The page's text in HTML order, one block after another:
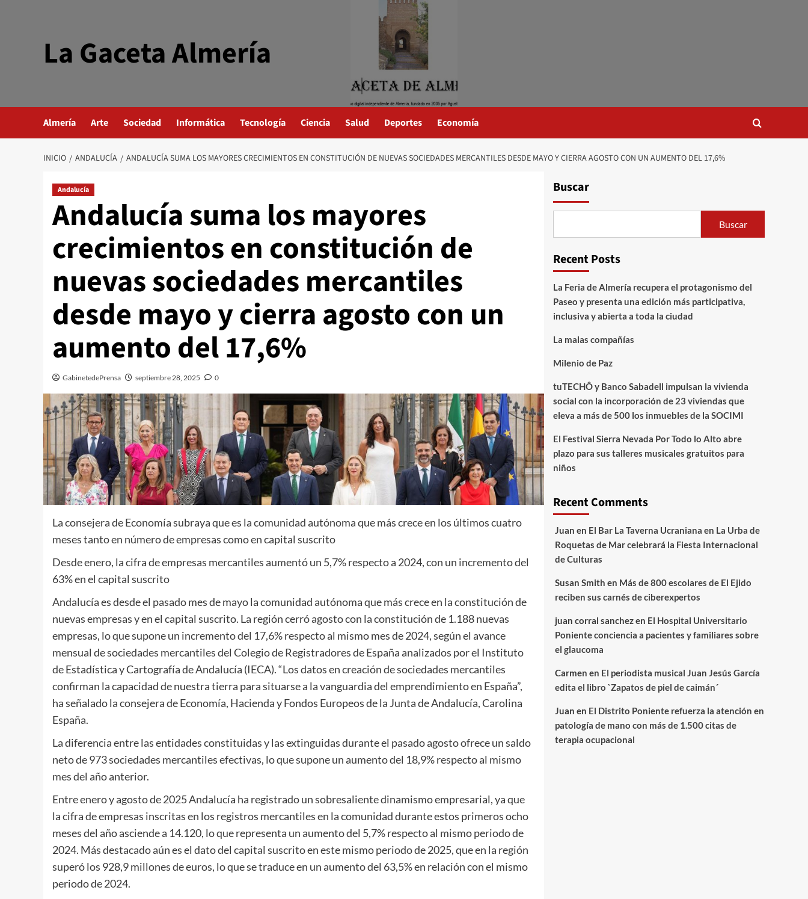
La Gaceta Almería
Almería Arte Sociedad Informática Tecnología Ciencia Salud Deportes Economía
INICIO ANDALUCÍA ANDALUCÍA SUMA LOS MAYORES CRECIMIENTOS EN CONSTITUCIÓN DE NUEVAS SOCIEDADES MERCANTILES DESDE MAYO Y CIERRA AGOSTO CON UN AUMENTO DEL 17,6%
Andalucía
Andalucía suma los mayores
crecimientos en constitución de
nuevas sociedades mercantiles
desde mayo y cierra agosto con un
aumento del 17,6%
GabinetedePrensa septiembre 28, 2025 0
La consejera de Economía subraya que es la comunidad autónoma que más crece en los últimos cuatro
meses tanto en número de empresas como en capital suscrito
Desde enero, la cifra de empresas mercantiles aumentó un 5,7% respecto a 2024, con un incremento del
63% en el capital suscrito
Andalucía es desde el pasado mes de mayo la comunidad autónoma que más crece en la constitución de
nuevas empresas y en el capital suscrito. La región cerró agosto con la constitución de 1.188 nuevas
empresas, lo que supone un incremento del 17,6% respecto al mismo mes de 2024, según el avance
mensual de sociedades mercantiles del Colegio de Registradores de España analizados por el Instituto
de Estadística y Cartografía de Andalucía (IECA). “Los datos en creación de sociedades mercantiles
confirman la capacidad de nuestra tierra para situarse a la vanguardia del emprendimiento en España”,
ha señalado la consejera de Economía, Hacienda y Fondos Europeos de la Junta de Andalucía, Carolina
España.
La diferencia entre las entidades constituidas y las extinguidas durante el pasado agosto ofrece un saldo
neto de 973 sociedades mercantiles efectivas, lo que supone un aumento del 18,9% respecto al mismo
mes del año anterior.
Entre enero y agosto de 2025 Andalucía ha registrado un sobresaliente dinamismo empresarial, ya que
la cifra de empresas inscritas en los registros mercantiles en la comunidad durante estos primeros ocho
meses del año asciende a 14.120, lo que representa un aumento del 5,7% respecto al mismo periodo de
2024. Más destacado aún es el dato del capital suscrito en este mismo periodo de 2025, que en la región
superó los 928,9 millones de euros, lo que se traduce en un aumento del 63,5% en relación con el mismo
periodo de 2024.
Buscar
Buscar
Recent Posts
La Feria de Almería recupera el protagonismo del
Paseo y presenta una edición más participativa,
inclusiva y abierta a toda la ciudad
La malas compañías
Milenio de Paz
tuTECHÔ y Banco Sabadell impulsan la vivienda
social con la incorporación de 23 viviendas que
eleva a más de 500 los inmuebles de la SOCIMI
El Festival Sierra Nevada Por Todo lo Alto abre
plazo para sus talleres musicales gratuitos para
niños
Recent Comments
Juan en El Bar La Taverna Ucraniana en La Urba de
Roquetas de Mar celebrará la Fiesta Internacional
de Culturas
Susan Smith en Más de 800 escolares de El Ejido
reciben sus carnés de ciberexpertos
juan corral sanchezen El Hospital Universitario
Poniente conciencia a pacientes y familiares sobre
el glaucoma
Carmen en El periodista musical Juan Jesús García
edita el libro `Zapatos de piel de caimán´
Juan en El Distrito Poniente refuerza la atención en
patología de mano con más de 1.500 citas de
terapia ocupacional